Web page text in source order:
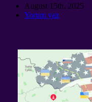
August 15th, 2025
Yorum yaz